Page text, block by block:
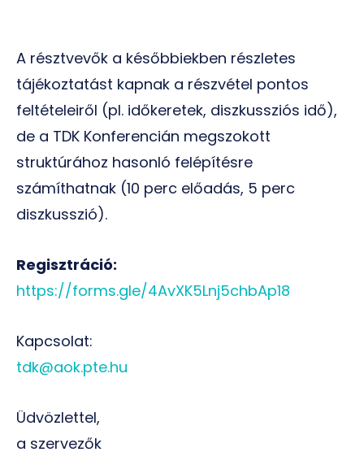
A résztvevők a későbbiekben részletes
tájékoztatást kapnak a részvétel pontos
feltételeiről (pl. időkeretek, diszkussziós idő),
de a TDK Konferencián megszokott
struktúrához hasonló felépítésre
számíthatnak (10 perc előadás, 5 perc
diszkusszió).
Regisztráció:
https://forms.gle/4AvXK5Lnj5chbAp18
Kapcsolat:
tdk@aok.pte.hu
Üdvözlettel,
a szervezők